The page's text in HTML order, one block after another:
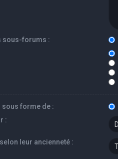
sous-forums :
forme de :
:
leur ancienneté :